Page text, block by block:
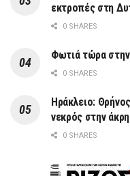
εκτροπές στη
0 SHARES
Φωτιά τώρα
0 SHARES
Ηράκλειο:
νεκρός στην
0 SHARES